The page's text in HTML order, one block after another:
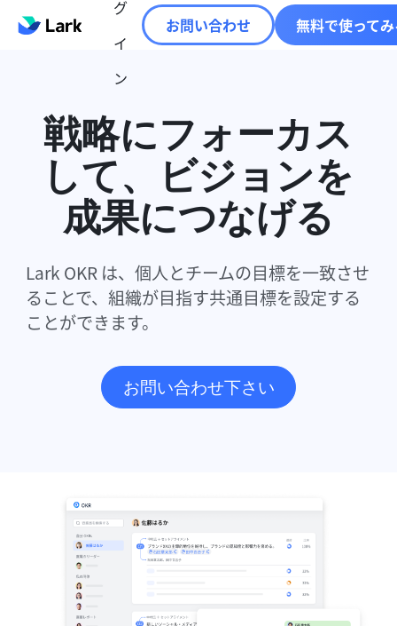
グ
イ
ン
お問い合わせ 無料で使って
戦略にフォーカス
して、ビジョンを
成果につなげる
Lark OKR は、個人とチームの目標を一致させ
ることで、組織が目指す共通目標を設定する
ことができます。
お問い合わせ下さい